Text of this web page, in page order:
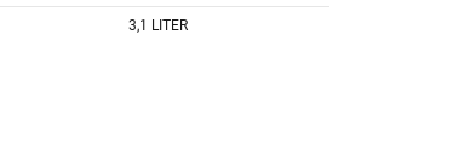
3,1 LITER